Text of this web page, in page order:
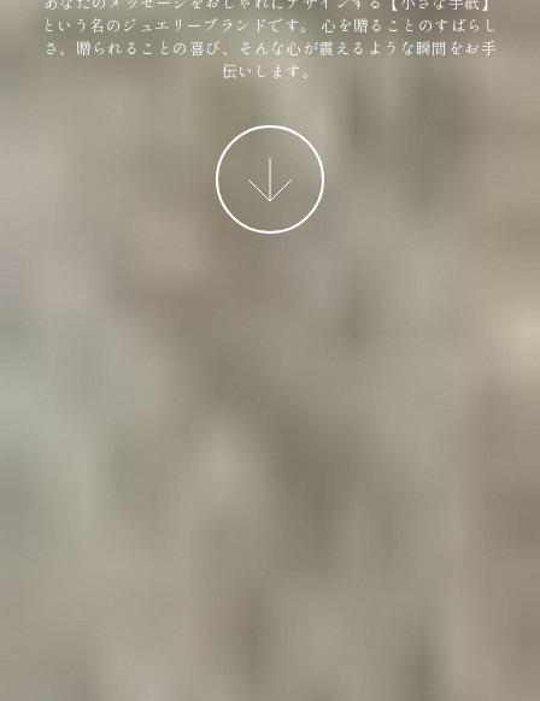
という名のジュエリーブランドです。
心を贈ることのすばらし
さ、贈られることの喜び、そんな心が震えるような瞬間をお手
伝いします。